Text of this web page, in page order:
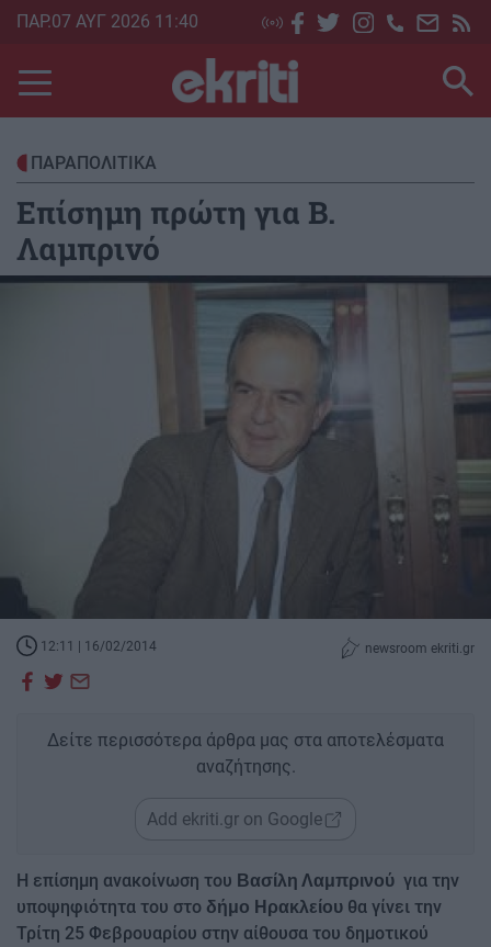
Skip
main
content
ΠΑΡ.07 ΑΥΓ 2026 11:40
ΠΑΡΑΠΟΛΙΤΙΚΑ
Επίσημη πρώτη για Β.
Λαμπρινό
12:11 | 16/02/2014 newsroom ekriti.gr
Δείτε περισσότερα άρθρα μας στα αποτελέσματα
αναζήτησης.
Add ekriti.gr on Google
Η επίσημη ανακοίνωση του Βασίλη Λαμπρινού για την
υποψηφιότητα του στο δήμο Ηρακλείου θα γίνει την
Τρίτη 25 Φεβρουαρίου στην αίθουσα του δημοτικού